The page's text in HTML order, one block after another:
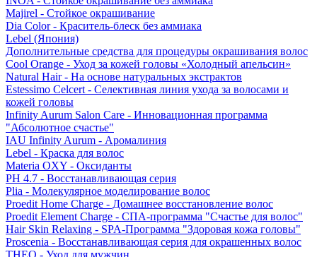
Majirel - Стойкое окрашивание
Dia Color - Краситель-блеск без аммиака
Lebel (Япония)
Дополнительные средства для процедуры окрашивания волос
Cool Orange - Уход за кожей головы «Холодный апельсин»
Natural Hair - На основе натуральных экстрактов
Estessimo Celcert - Селективная линия ухода за волосами и
кожей головы
Infinity Aurum Salon Care - Инновационная программа
"Абсолютное счастье"
IAU Infinity Aurum - Аромалиния
Lebel - Краска для волос
Materia OXY - Оксиданты
PH 4.7 - Восстанавливающая серия
Plia - Молекулярное моделирование волос
Proedit Home Charge - Домашнее восстановление волос
Proedit Element Charge - СПА-программа "Счастье для волос"
Hair Skin Relaxing - SPA-Программа "Здоровая кожа головы"
Proscenia - Восстанавливающая серия для окрашенных волос
THEO - Уход для мужчин